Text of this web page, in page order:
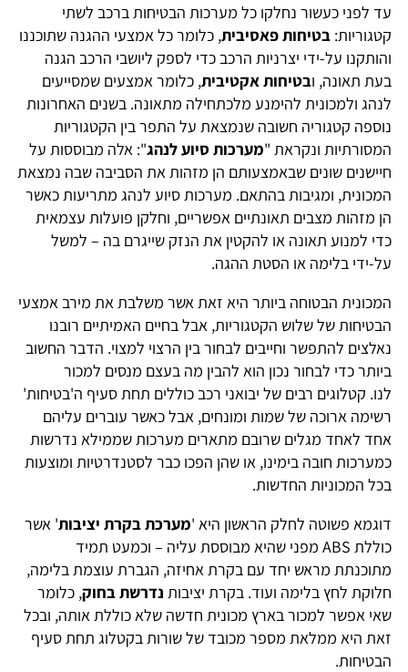
עד לפני כעשור נחלקו כל מערכות הבטיחות ברכב לשתי
קטגוריות: בטיחות פאסיבית, כלומר כל אמצעי ההגנה שתוכננו
והותקנו על-ידי יצרניות הרכב כדי לספק ליושבי הרכב הגנה
בעת תאונה, ובטיחות אקטיבית, כלומר אמצעים שמסייעים
לנהג ולמכונית להימנע מלכתחילה מתאונה. בשנים האחרונות
נוספה קטגוריה חשובה שנמצאת על התפר בין הקטגוריות
המסורתיות ונקראת "מערכות סיוע לנהג": אלה מבוססות על
חיישנים שונים שבאמצעותם הן מזהות את הסביבה שבה נמצאת
המכונית, ומגיבות בהתאם. מערכות סיוע לנהג מתריעות כאשר
הן מזהות מצבים תאונתיים אפשריים, וחלקן פועלות עצמאית
כדי למנוע תאונה או להקטין את הנזק שייגרם בה – למשל
על-ידי בלימה או הסטת ההגה.
המכונית הבטוחה ביותר היא זאת אשר משלבת את מירב אמצעי
הבטיחות של שלוש הקטגוריות, אבל בחיים האמיתיים רובנו
נאלצים להתפשר וחייבים לבחור בין הרצוי למצוי. הדבר החשוב
ביותר כדי לבחור נכון הוא להבין מה בעצם מנסים למכור
לנו. קטלוגים רבים של יבואני רכב כוללים תחת סעיף ה'בטיחות'
רשימה ארוכה של שמות ומונחים, אבל כאשר עוברים עליהם
אחד לאחד מגלים שרובם מתארים מערכות שממילא נדרשות
כמערכות חובה בימינו, או שהן הפכו כבר לסטנדרטיות ומוצעות
בכל המכוניות החדשות.
דוגמא פשוטה לחלק הראשון היא 'מערכת בקרת יציבות' אשר
כוללת ABS מפני שהיא מבוססת עליה – וכמעט תמיד
מתוכנתת מראש יחד עם בקרת אחיזה, הגברת עוצמת בלימה,
חלוקת לחץ בלימה ועוד. בקרת יציבות נדרשת בחוק, כלומר
שאי אפשר למכור בארץ מכונית חדשה שלא כוללת אותה, ובכל
זאת היא ממלאת מספר מכובד של שורות בקטלוג תחת סעיף
הבטיחות.